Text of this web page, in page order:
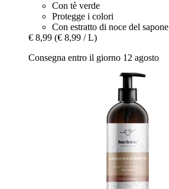
Con tè verde
Protegge i colori
Con estratto di noce del sapone
€ 8,99 (€ 8,99 / L)
Consegna entro il giorno 12 agosto